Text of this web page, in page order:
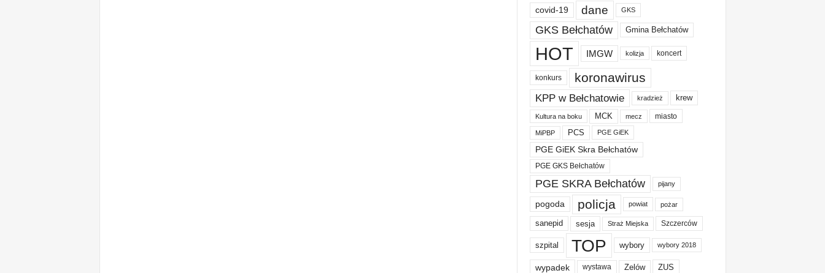
covid-19 dane GKS
GKS Bełchatów Gmina Bełchatów
HOT IMGW kolizja koncert
konkurs koronawirus
KPP w Bełchatowie kradzież krew
Kultura na boku MCK mecz miasto
MiPBP PCS PGE GiEK
PGE GiEK Skra Bełchatów
PGE GKS Bełchatów
PGE SKRA Bełchatów pijany
pogoda policja powiat pożar
sanepid sesja Straż Miejska Szczerców
szpital TOP wybory wybory 2018
wypadek wystawa Zelów ZUS